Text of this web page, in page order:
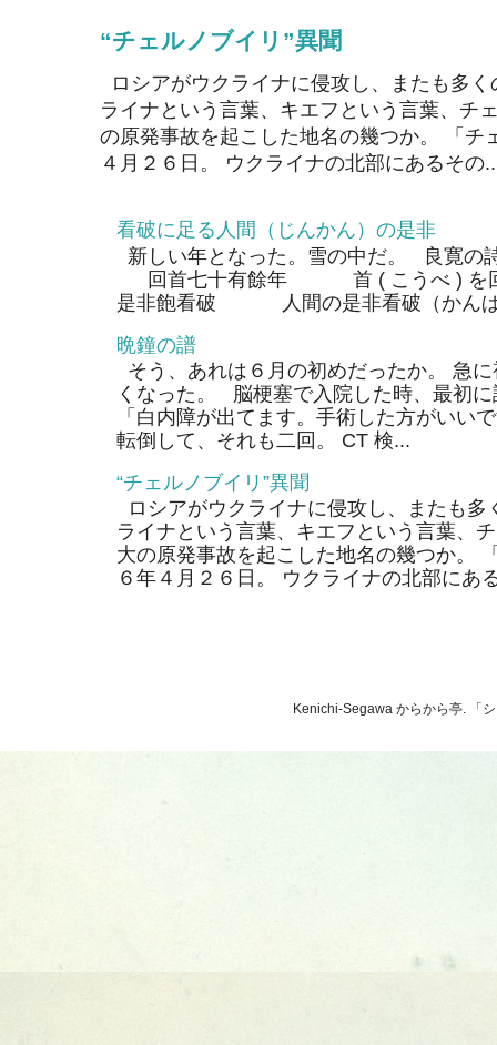
“チェルノブイリ”異聞
ロシアがウクライナに侵攻し、またも多
ライナという言葉、キエフという言葉、チ
の原発事故を起こした地名の幾つか。 「チ
４月２６日。 ウクライナの北部にあるその
看破に足る人間（じんかん）の是非
新しい年となった。雪の中だ。 良寛の
回首七十有餘年 首 ( こうべ ) を回
是非飽看破 人間の是非看破（かん
晩鐘の譜
そう、あれは６月の初めだったか。 急
くなった。 脳梗塞で入院した時、最初
「白内障が出てます。手術した方がい
転倒して、それも二回。 CT 検...
“チェルノブイリ”異聞
ロシアがウクライナに侵攻し、またも
ライナという言葉、キエフという言葉、
大の原発事故を起こした地名の幾つか。
６年４月２６日。 ウクライナの北部にあ
Kenichi-Segawa からから亭. 「